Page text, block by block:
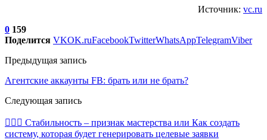
Источник: vc.ru
0 159
Поделится VKOK.ruFacebookTwitterWhatsAppTelegramViber
Предыдущая запись
Агентские аккаунты FB: брать или не брать?
Следующая запись
🧘🏻‍♀️ Стабильность – признак мастерства или Как создать
систему, которая будет генерировать целевые заявки